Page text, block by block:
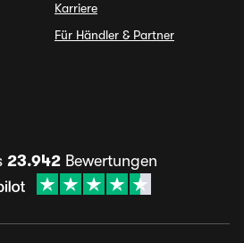
Karriere
Für Händler & Partner
23.942 Bewertungen